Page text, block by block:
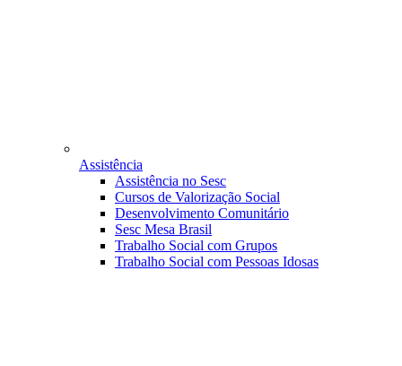
Assistência
Assistência no Sesc
Cursos de Valorização Social
Desenvolvimento Comunitário
Sesc Mesa Brasil
Trabalho Social com Grupos
Trabalho Social com Pessoas Idosas